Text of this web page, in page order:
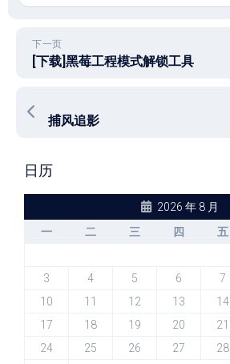
下一页
[下载]黑莓工程模式解锁工具
捕风追影
日历
2026 年 8 月
一
二 三 四 五
3
4 5 6 7
10
11 12 13 14
17
18 19 20 21
24
25 26 27 28